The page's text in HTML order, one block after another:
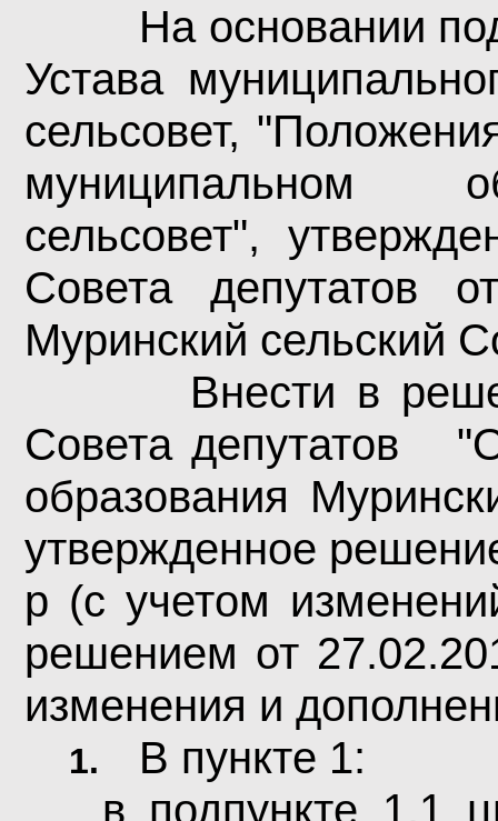
На основании
Устава
сельсовет,
муниципальном
сельсовет",
Совета депутатов
Муринский сельский
Внести в
Совета депутатов
образования
утвержденное
р (с учетом
решением от
изменения и
1.
В пункте 1:
в подпункте 1.1